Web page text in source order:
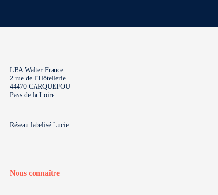
LBA Walter France
2 rue de l’Hôtellerie
44470 CARQUEFOU
Pays de la Loire
Réseau labelisé Lucie
Nous connaître